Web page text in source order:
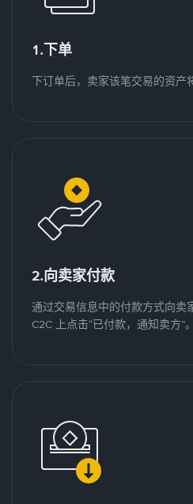
1.下单
下订单后，卖家该笔交易的资产
2.向卖家付款
通过交易信息中的付款方式向卖
C2C 上点击“已付款，通知卖方”。